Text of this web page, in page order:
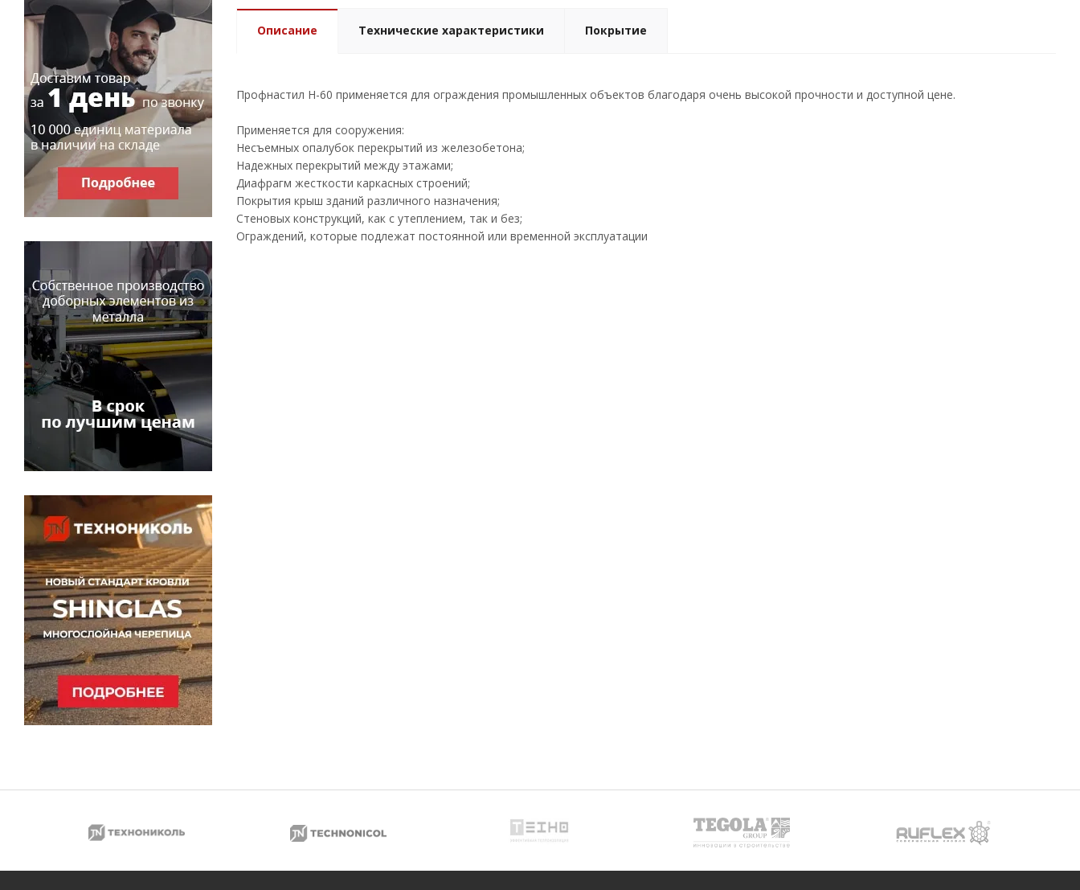
Описание Технические характеристики Покрытие
Профнастил Н-60 применяется для ограждения промышленных объектов благодаря очень высокой прочности и доступной цене.
Применяется для сооружения:
Несъемных опалубок перекрытий из железобетона;
Надежных перекрытий между этажами;
Диафрагм жесткости каркасных строений;
Покрытия крыш зданий различного назначения;
Стеновых конструкций, как с утеплением, так и без;
Ограждений, которые подлежат постоянной или временной эксплуатации